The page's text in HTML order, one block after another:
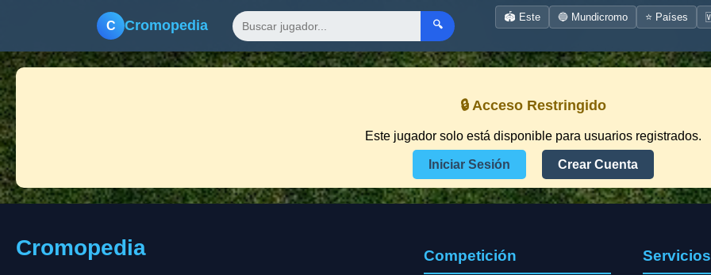
C Cromopedia 🔍
🏟️ Este 🔵 Mundicromo ⭐ Países
🔒 Acceso Restringido
Este jugador solo está disponible para usuarios registrados.
Iniciar Sesión Crear Cuenta
Cromopedia Competición Servicios